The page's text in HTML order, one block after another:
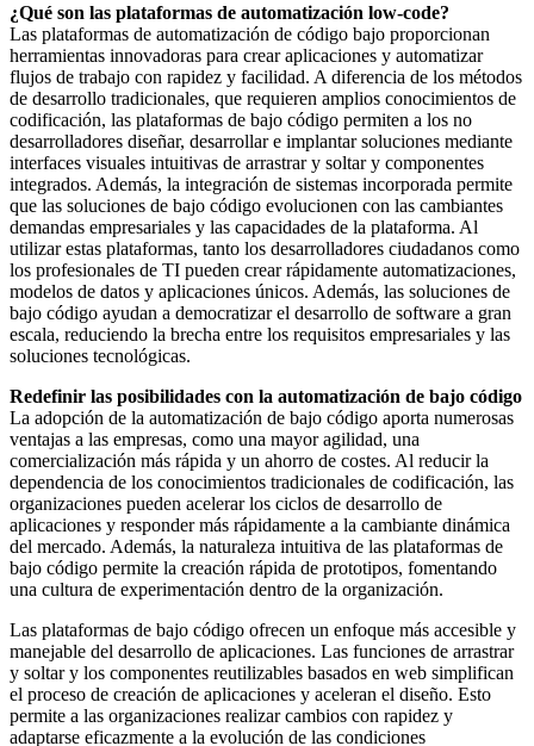
¿Qué son las plataformas de automatización low-code?
Las plataformas de automatización de código bajo proporcionan
herramientas innovadoras para crear aplicaciones y automatizar
flujos de trabajo con rapidez y facilidad. A diferencia de los métodos
de desarrollo tradicionales, que requieren amplios conocimientos de
codificación, las plataformas de bajo código permiten a los no
desarrolladores diseñar, desarrollar e implantar soluciones mediante
interfaces visuales intuitivas de arrastrar y soltar y componentes
integrados. Además, la integración de sistemas incorporada permite
que las soluciones de bajo código evolucionen con las cambiantes
demandas empresariales y las capacidades de la plataforma. Al
utilizar estas plataformas, tanto los desarrolladores ciudadanos como
los profesionales de TI pueden crear rápidamente automatizaciones,
modelos de datos y aplicaciones únicos. Además, las soluciones de
bajo código ayudan a democratizar el desarrollo de software a gran
escala, reduciendo la brecha entre los requisitos empresariales y las
soluciones tecnológicas.
Redefinir las posibilidades con la automatización de bajo código
La adopción de la automatización de bajo código aporta numerosas
ventajas a las empresas, como una mayor agilidad, una
comercialización más rápida y un ahorro de costes. Al reducir la
dependencia de los conocimientos tradicionales de codificación, las
organizaciones pueden acelerar los ciclos de desarrollo de
aplicaciones y responder más rápidamente a la cambiante dinámica
del mercado. Además, la naturaleza intuitiva de las plataformas de
bajo código permite la creación rápida de prototipos, fomentando
una cultura de experimentación dentro de la organización.
Las plataformas de bajo código ofrecen un enfoque más accesible y
manejable del desarrollo de aplicaciones. Las funciones de arrastrar
y soltar y los componentes reutilizables basados en web simplifican
el proceso de creación de aplicaciones y aceleran el diseño. Esto
permite a las organizaciones realizar cambios con rapidez y
adaptarse eficazmente a la evolución de las condiciones